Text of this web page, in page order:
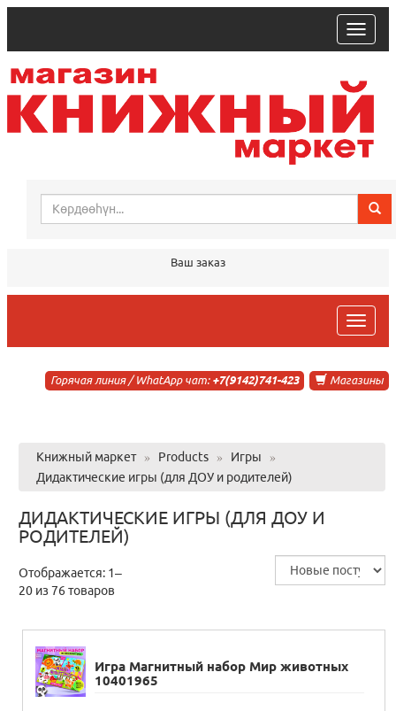
trk
Ваш заказ
trk
Магазины
Горячая линия / WhatApp чат: +7(9142)741-423
Книжный маркет » Products » Игры
»
Дидактические игры (для ДОУ и родителей)
ДИДАКТИЧЕСКИЕ ИГРЫ (ДЛЯ ДОУ И
РОДИТЕЛЕЙ)
Отображается: 1–
20 из 76 товаров
Игра Магнитный набор Мир животных
10401965